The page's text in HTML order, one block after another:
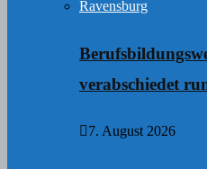
Ravensburg
verabschiedet
7. August 2026